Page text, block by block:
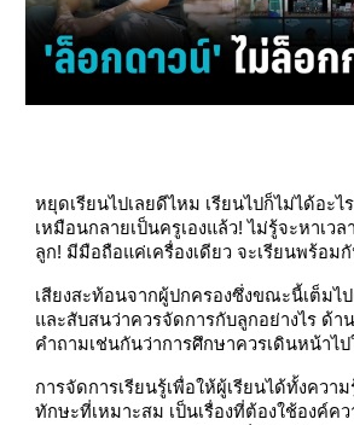
หยุดเรียนไปเลยดีไหม เรียนไปก็ไม่ได้อะ
เหมือนกลายเป็นครูเองแล้ว! ไม่รู้จะหาเว
ลูก! มีมือถือแค่เครื่องเดียว จะเรียนพร้อม
เสียงสะท้อนจากผู้ปกครองซึ่งขณะนี้เต็มไ
และสับสนว่าควรจัดการกับลูกอย่างไร ด้า
คำถามเช่นกันว่าการศึกษาควรเดินหน้าไ
การจัดการเรียนรู้เพื่อให้ผู้เรียนได้ทั้งความ
ทักษะที่เหมาะสม เป็นเรื่องที่ต้องใช้องค์ค